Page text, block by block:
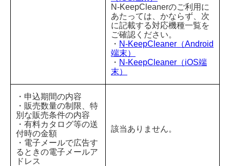
N-KeepCleanerのご利用に
あたっては、かならず、次
に記載する対応機種一覧を
ご確認ください。
・ N-KeepCleaner（Android
端末）
・ N-KeepCleaner（iOS端
末）
・申込期間の内容
・販売数量の制限、特
別な販売条件の内容
・有料カタログ等の送
付時の金額
・電子メールで広告す
るときの電子メールア
ドレス
該当ありません。